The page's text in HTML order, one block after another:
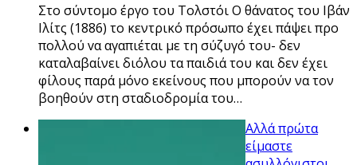
Στο σύντομο έργο του Τολστόι O θάνατος του Ιβάν
Ιλίτς (1886) το κεντρικό πρόσωπο έχει πάψει προ
πολλού vα αγαπιέται με τη σύζυγό του- δεν
καταλαβαίνει διόλου τα παιδιά του και δεν έχει
φίλους παρά μόνο εκείνους που μπορούν να τον
βοηθούν στη σταδιοδρομία του…
Αλλά πρώτα
είμαστε